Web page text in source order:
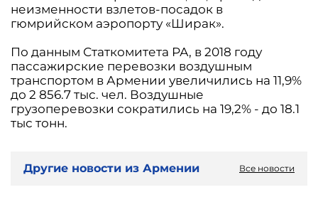
неизменности взлетов-посадок в
гюмрийском аэропорту «Ширак».
По данным Статкомитета РА, в 2018 году
пассажирские перевозки воздушным
транспортом в Армении увеличились на 11,9%
до 2 856.7 тыс. чел. Воздушные
грузоперевозки сократились на 19,2% - до 18.1
тыс тонн.
Другие новости из Армении Все новости